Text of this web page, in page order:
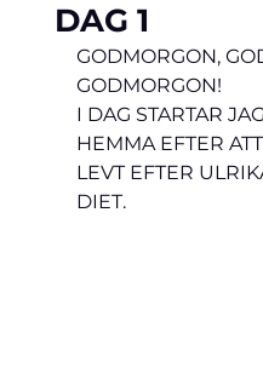
DAG 1
GODMORGON,
GODMORGON!
I DAG STARTAR
HEMMA EFTER
LEVT EFTER
DIET.